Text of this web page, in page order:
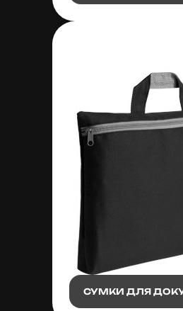
СУМКИ ДЛЯ